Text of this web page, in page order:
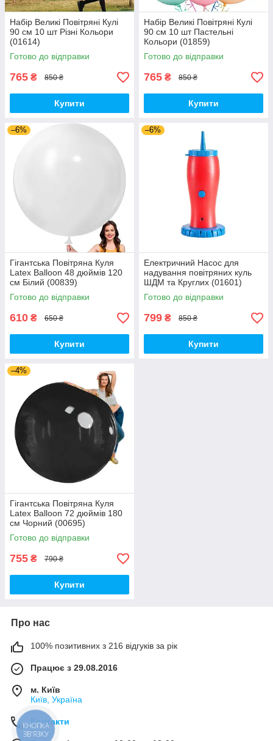
Набір Великі Повітряні Кулі
90 см 10 шт Різні Кольори
(01614)
Готово до відправки
765 ₴ 850 ₴
Купити
Набір Великі Повітряні Кулі
90 см 10 шт Пастельні
Кольори (01859)
Готово до відправки
765 ₴ 850 ₴
Купити
–6%
Гігантська Повітряна Куля
Latex Balloon 48 дюймів 120
см Білий (00839)
Готово до відправки
610 ₴ 650 ₴
Купити
–6%
Електричний Насос для
надування повітряних куль
ШДМ та Круглих (01601)
Готово до відправки
799 ₴ 850 ₴
Купити
–4%
Гігантська Повітряна Куля
Latex Balloon 72 дюймів 180
см Чорний (00695)
Готово до відправки
755 ₴ 790 ₴
Купити
Про нас
100% позитивних з 216 відгуків за рік
Працює з 29.08.2016
м. Київ
Київ, Україна
Контакти
КНОПКА
ЗВ'ЯЗКУ